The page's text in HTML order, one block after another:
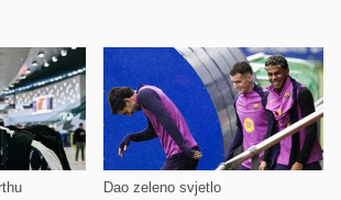
Dao zeleno svjetlo